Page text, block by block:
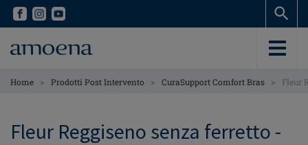
Skip
content
Skip
content
Home > Prodotti Post Intervento > CuraSupport Comfort Bras > Fleur
Fleur Reggiseno senza ferretto -